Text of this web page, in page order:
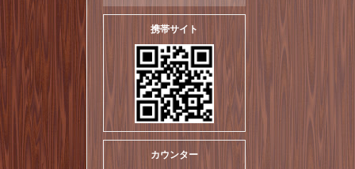
携帯サイト
カウンター